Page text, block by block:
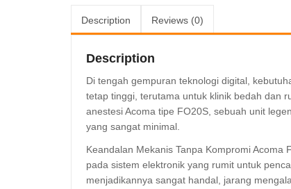
Description Reviews (0)
Description
Di tengah gempuran teknologi digital,
tetap tinggi, terutama untuk klinik bedah dan
anestesi Acoma tipe FO20S, sebuah unit
yang sangat minimal.
Keandalan Mekanis Tanpa Kompromi
pada sistem elektronik yang rumit untuk
menjadikannya sangat handal, jarang